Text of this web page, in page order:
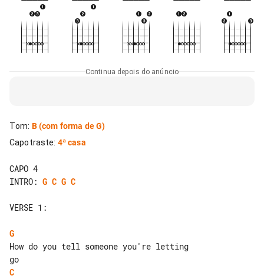
Continua depois do anúncio
Tom: B(com forma de G)
Capotraste: 4ª casa
INTRO: G C G C
VERSE 1:
G
How do you tell someone you're letting
C